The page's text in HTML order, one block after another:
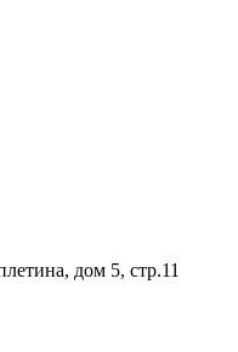
дом 5, стр.11